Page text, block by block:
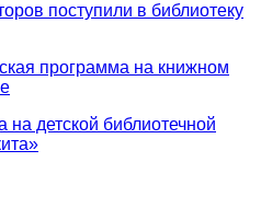
поступили в библиотеку
программа на книжном
детской библиотечной